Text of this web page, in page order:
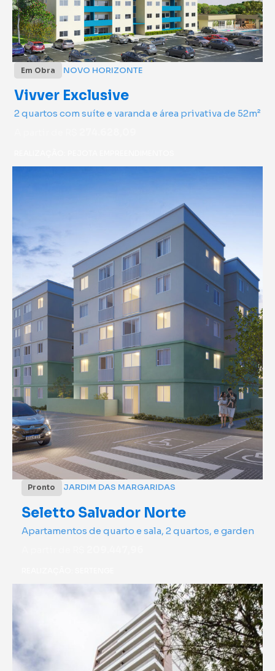
Em Obra NOVO HORIZONTE
Vivver Exclusive
2 quartos com suíte e varanda e área privativa de 52m²
Pronto JARDIM DAS MARGARIDAS
Seletto Salvador Norte
Apartamentos de quarto e sala, 2 quartos, e garden